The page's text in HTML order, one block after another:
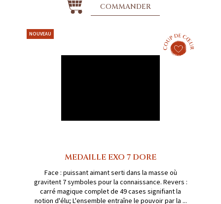
COMMANDER
NOUVEAU
MEDAILLE EXO 7 DORE
Face : puissant aimant serti dans la masse où
gravitent 7 symboles pour la connaissance. Revers :
carré magique complet de 49 cases signifiant la
notion d'élu; L'ensemble entraîne le pouvoir par la ...